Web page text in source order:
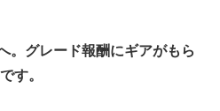
。グレード報酬にギアがもら
す。